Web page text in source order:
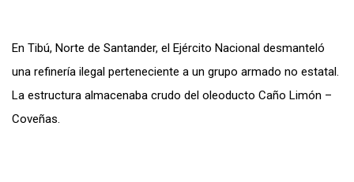
En Tibú, Norte de Santander, el Ejército Nacional desmanteló
una refinería ilegal perteneciente a un grupo armado no estatal.
La estructura almacenaba crudo del oleoducto Caño Limón –
Coveñas.